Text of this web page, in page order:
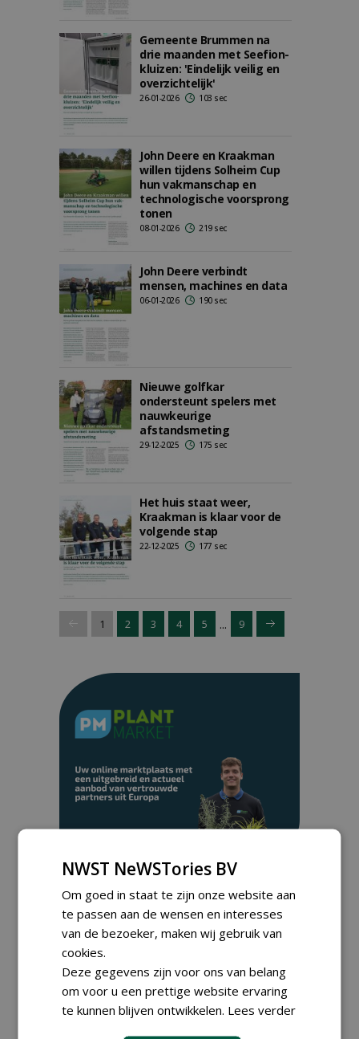
Gemeente Brummen na
drie maanden met Seefion-
kluizen: 'Eindelijk veilig en
overzichtelijk'
26-01-2026 103 sec
John Deere en Kraakman
willen tijdens Solheim Cup
hun vakmanschap en
technologische voorsprong
tonen
08-01-2026 219 sec
John Deere verbindt
mensen, machines en data
06-01-2026 190 sec
Nieuwe golfkar
ondersteunt spelers met
nauwkeurige
afstandsmeting
29-12-2025 175 sec
Het huis staat weer,
Kraakman is klaar voor de
volgende stap
22-12-2025 177 sec
1 2 3 4 5 ... 9
Meld je aan voor onze digitale
nieuwsbrief.
NWST NeWSTories BV
Om goed in staat te zijn onze website aan
te passen aan de wensen en interesses
van de bezoeker, maken wij gebruik van
cookies.
Deze gegevens zijn voor ons van belang
om voor u een prettige website ervaring
te kunnen blijven ontwikkelen. Lees verder